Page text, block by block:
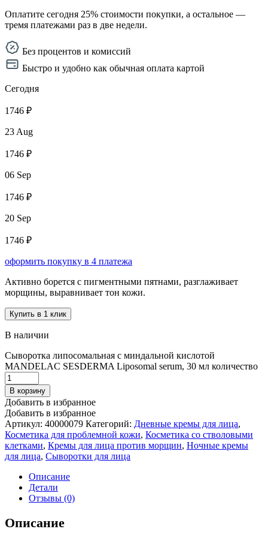
Оплатите сегодня 25% стоимости покупки, а остальное —
тремя платежами раз в две недели.
Без процентов и комиссий
Быстро и удобно как обычная оплата картой
Сегодня
1746 ₽
23 Aug
1746 ₽
06 Sep
1746 ₽
20 Sep
1746 ₽
оформить покупку в 4 платежа
Активно борется с пигментными пятнами, разглаживает
морщины, выравнивает тон кожи.
Купить в 1 клик
В наличии
Сыворотка липосомальная с миндальной кислотой
MANDELAC SESDERMA Liposomal serum, 30 мл количество
В корзину
Добавить в избранное
Добавить в избранное
Артикул: 40000079 Категорий: Дневные кремы для лица,
Косметика для проблемной кожи, Косметика со стволовыми
клетками, Кремы для лица против морщин, Ночные кремы
для лица, Сыворотки для лица
Описание
Детали
Отзывы (0)
Описание